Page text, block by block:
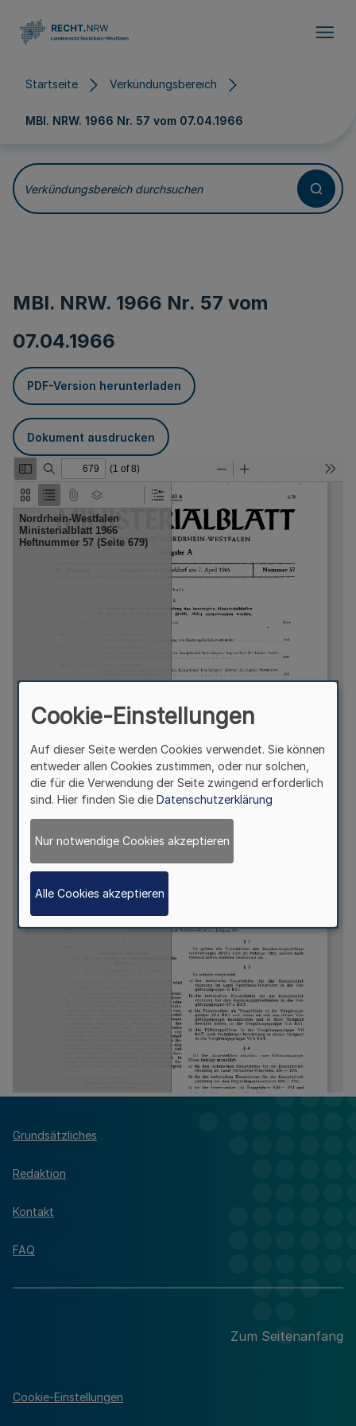
Startseite Verkündungsbereich
MBl. NRW. 1966 Nr. 57 vom 07.04.1966
Verkündungsbereich durchsuchen
MBl. NRW. 1966 Nr. 57 vom
07.04.1966
PDF-Version herunterladen
Dokument ausdrucken
Grundsätzliches
Redaktion
Kontakt
FAQ
Zum Seitenanfang
Cookie-Einstellungen
Cookie-Einstellungen
Auf dieser Seite werden Cookies verwendet. Sie können
entweder allen Cookies zustimmen, oder nur solchen,
die für die Verwendung der Seite zwingend erforderlich
sind. Hier finden Sie die Datenschutzerklärung
Nur notwendige Cookies akzeptieren
Alle Cookies akzeptieren